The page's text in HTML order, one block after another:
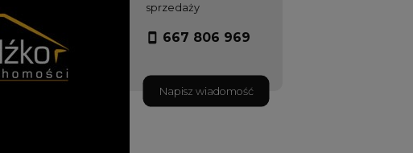
sprzedaży
667 806 969
Napisz wiadomość